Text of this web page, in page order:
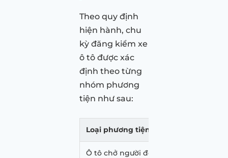
Theo quy định
hiện hành, chu
kỳ đăng kiểm xe
ô tô được xác
định theo từng
nhóm phương
tiện như sau:
Loại phương tiện
Ô tô chở người đến 08 chỗ, không